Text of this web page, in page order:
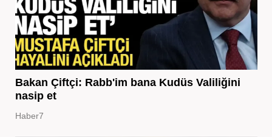
Bakan Çiftçi: Rabb'im bana Kudüs Valiliğini
nasip et
Haber7